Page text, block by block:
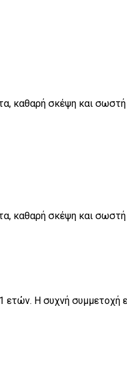
καθαρή σκέψη και
καθαρή σκέψη και
Η συχνή συμμετοχή